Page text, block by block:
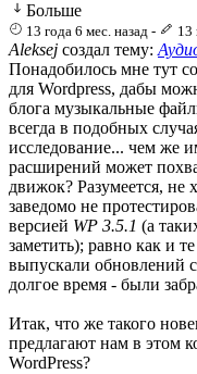
Больше
13 года 6 мес. назад - 13
Aleksej создал тему:
Понадобилоcь мне тут
для Wordpress, дабы
блога музыкальные
всегда в подобных
исследование... чем же
расширений может
движок? Разумеется, не
заведомо не
версией WP 3.5.1 (а
заметить); равно как и
выпускали обновлений
долгое время - были
Итак, что же такого
предлагают нам в этом
WordPress?